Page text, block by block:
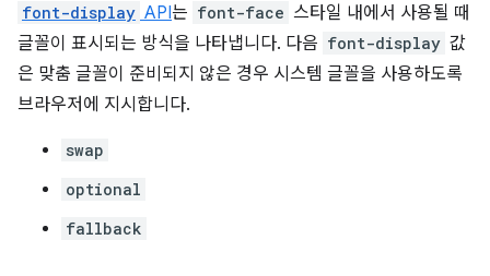
font-display API는 font-face 스타일 내에서 사용될 때
글꼴이 표시되는 방식을 나타냅니다. 다음 font-display 값
은 맞춤 글꼴이 준비되지 않은 경우 시스템 글꼴을 사용하도록
브라우저에 지시합니다.
swap
optional
fallback